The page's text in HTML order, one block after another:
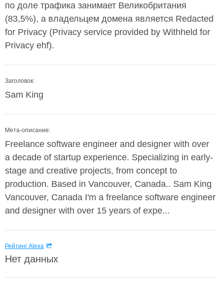
по доле трафика занимает Великобритания
(83,5%), а владельцем домена является Redacted
for Privacy (Privacy service provided by Withheld for
Privacy ehf).
Заголовок:
Sam King
Мета-описание:
Freelance software engineer and designer with over
a decade of startup experience. Specializing in early-
stage and creative projects, from concept to
production. Based in Vancouver, Canada.. Sam King
Vancouver, Canada I'm a freelance software engineer
and designer with over 15 years of expe...
Рейтинг Alexa
Нет данных